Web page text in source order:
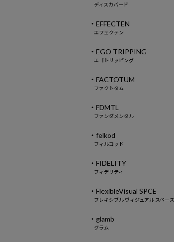
ディスカバード
・EFFECTEN
エフェクテン
・EGO TRIPPING
エゴトリッピング
・FACTOTUM
ファクトタム
・FDMTL
ファンダメンタル
・felkod
フィルコッド
・FIDELITY
フィデリティ
・FlexibleVisual SPCE
フレキシブル ヴィジュアル スペース
・glamb
グラム